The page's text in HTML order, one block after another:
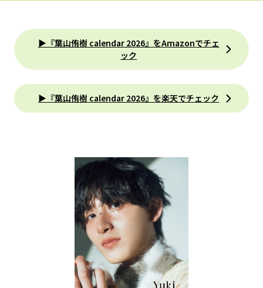
▶『葉山侑樹 calendar 2026』をAmazonでチェ
ック
▶『葉山侑樹 calendar 2026』を楽天でチェック